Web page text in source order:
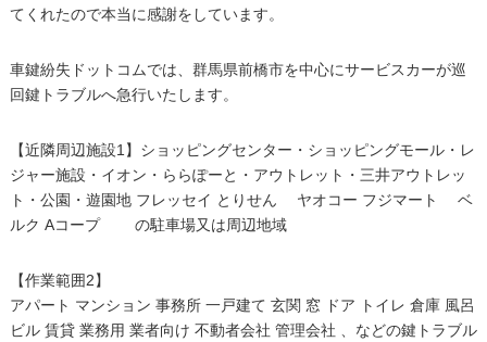
てくれたので本当に感謝をしています。
車鍵紛失ドットコムでは、群馬県前橋市を中心にサービスカーが巡
回鍵トラブルへ急行いたします。
【近隣周辺施設1】ショッピングセンター・ショッピングモール・レ
ジャー施設・イオン・ららぽーと・アウトレット・三井アウトレッ
ト・公園・遊園地 フレッセイ とりせん ヤオコー フジマート ベ
ルク Aコープ の駐車場又は周辺地域
【作業範囲2】
アパート マンション 事務所 一戸建て 玄関 窓 ドア トイレ 倉庫 風呂
ビル 賃貸 業務用 業者向け 不動者会社 管理会社 、などの鍵トラブル